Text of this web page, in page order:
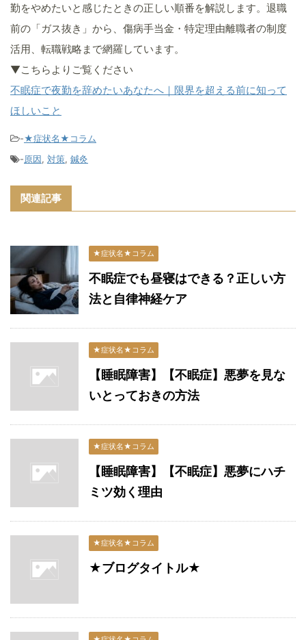
勤をやめたいと感じたときの正しい順番を解説します。退職
前の「ガス抜き」から、傷病手当金・特定理由離職者の制度
活用、転職戦略まで網羅しています。
▼こちらよりご覧ください
不眠症で夜勤を辞めたいあなたへ｜限界を超える前に知って
ほしいこと
-★症状名★コラム
-原因, 対策, 鍼灸
関連記事
★症状名★コラム
不眠症でも昼寝はできる？正しい方
法と自律神経ケア
★症状名★コラム
【睡眠障害】【不眠症】悪夢を見な
いとっておきの方法
★症状名★コラム
【睡眠障害】【不眠症】悪夢にハチ
ミツ効く理由
★症状名★コラム
★ブログタイトル★